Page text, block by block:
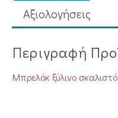
Aξιολογήσεις
Περιγραφή
Μπρελόκ ξύλινο